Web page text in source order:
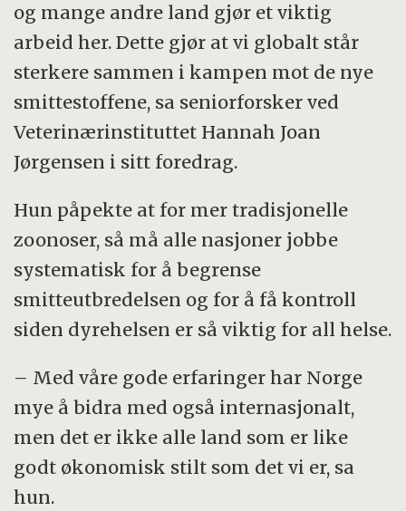
og mange andre land gjør et viktig
arbeid her. Dette gjør at vi globalt står
sterkere sammen i kampen mot de nye
smittestoffene, sa seniorforsker ved
Veterinærinstituttet Hannah Joan
Jørgensen i sitt foredrag.
Hun påpekte at for mer tradisjonelle
zoonoser, så må alle nasjoner jobbe
systematisk for å begrense
smitteutbredelsen og for å få kontroll
siden dyrehelsen er så viktig for all helse.
– Med våre gode erfaringer har Norge
mye å bidra med også internasjonalt,
men det er ikke alle land som er like
godt økonomisk stilt som det vi er, sa
hun.